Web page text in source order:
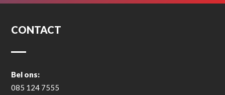
CONTACT
Bel ons:
085 124 7555